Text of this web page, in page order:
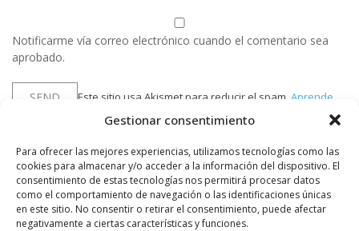
Gestionar consentimiento
Para ofrecer las mejores experiencias, utilizamos tecnologías como las
cookies para almacenar y/o acceder a la información del dispositivo. El
consentimiento de estas tecnologías nos permitirá procesar datos
como el comportamiento de navegación o las identificaciones únicas
en este sitio. No consentir o retirar el consentimiento, puede afectar
negativamente a ciertas características y funciones.
Notificarme vía correo electrónico cuando el comentario sea
aprobado.
Este sitio usa Akismet para reducir el spam. Aprende
PUBLICIDAD